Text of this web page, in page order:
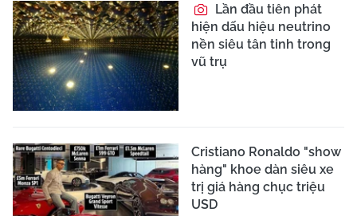
Lần đầu tiên phát
hiện dấu hiệu neutrino
nền siêu tân tinh trong
vũ trụ
Cristiano Ronaldo "show
hàng" khoe dàn siêu xe
trị giá hàng chục triệu
USD